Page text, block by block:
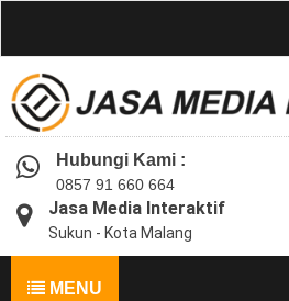
Hubungi Kami :
0857 91 660 664
Jasa Media Interaktif
Sukun - Kota Malang
MENU